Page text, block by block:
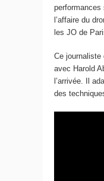
performances
l’affaire du
les JO de
Ce journaliste
avec Harold
l’arrivée. Il
des